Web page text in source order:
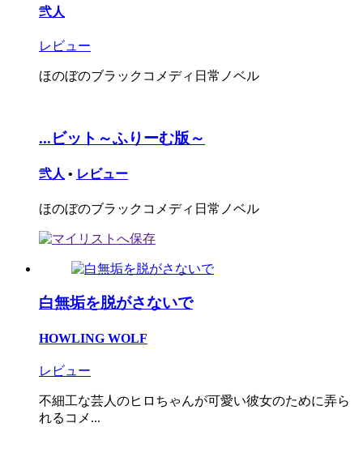
弐人
レビュー
ほのぼのブラックコメディ日常ノベル
...ビット～ふりーむ版～
弐人 • レビュー
ほのぼのブラックコメディ日常ノベル
白無垢を脱がさないで
HOWLING WOLF
レビュー
不細工な芸人のヒロちゃんが可愛い彼女のために弄ら
れるコメ...